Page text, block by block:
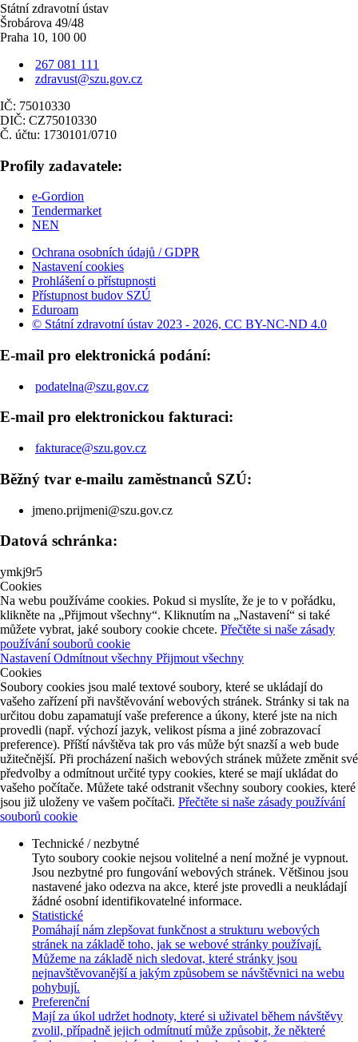
Státní zdravotní ústav
Šrobárova 49/48
Praha 10, 100 00
267 081 111
zdravust@szu.gov.cz
IČ: 75010330
DIČ: CZ75010330
Č. účtu: 1730101/0710
Profily zadavatele:
e-Gordion
Tendermarket
NEN
Ochrana osobních údajů / GDPR
Nastavení cookies
Prohlášení o přístupnosti
Přístupnost budov SZÚ
Eduroam
© Státní zdravotní ústav 2023 - 2026, CC BY-NC-ND 4.0
E-mail pro elektronická podání:
podatelna@szu.gov.cz
E-mail pro elektronickou fakturaci:
fakturace@szu.gov.cz
Běžný tvar e-mailu zaměstnanců SZÚ:
jmeno.prijmeni@szu.gov.cz
Datová schránka:
ymkj9r5
Cookies
Na webu používáme cookies. Pokud si myslíte, že je to v pořádku,
klikněte na „Přijmout všechny“. Kliknutím na „Nastavení“ si také
můžete vybrat, jaké soubory cookie chcete. Přečtěte si naše zásady
používání souborů cookie
NastaveníOdmítnout všechny Přijmout všechny
Cookies
Soubory cookies jsou malé textové soubory, které se ukládají do
vašeho zařízení při navštěvování webových stránek. Stránky si tak na
určitou dobu zapamatují vaše preference a úkony, které jste na nich
provedli (např. výchozí jazyk, velikost písma a jiné zobrazovací
preference). Příští návštěva tak pro vás může být snazší a web bude
užitečnější. Při procházení našich webových stránek můžete změnit své
předvolby a odmítnout určité typy cookies, které se mají ukládat do
vašeho počítače. Můžete také odstranit všechny soubory cookies, které
jsou již uloženy ve vašem počítači. Přečtěte si naše zásady používání
souborů cookie
Technické / nezbytné
Tyto soubory cookie nejsou volitelné a není možné je vypnout.
Jsou nezbytné pro fungování webových stránek. Většinou jsou
nastavené jako odezva na akce, které jste provedli a neukládají
žádné osobní identifikovatelné informace.
Statistické
Pomáhají nám zlepšovat funkčnost a strukturu webových
stránek na základě toho, jak se webové stránky používají.
Můžeme na základě nich sledovat, které stránky jsou
nejnavštěvovanější a jakým způsobem se návštěvnici na webu
pohybují.
Preferenční
Mají za úkol udržet hodnoty, které si uživatel během návštěvy
zvolil, případně jejich odmítnutí může způsobit, že některé